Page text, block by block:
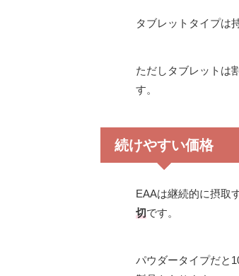
タブレットタイプは
ただしタブレットは
す。
続けやすい価格
EAAは継続的に摂取
切です。
パウダータイプだと